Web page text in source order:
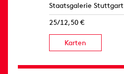
Staatsgalerie Stuttgart
25/12,50 €
Karten